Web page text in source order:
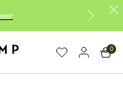
Gratis
0